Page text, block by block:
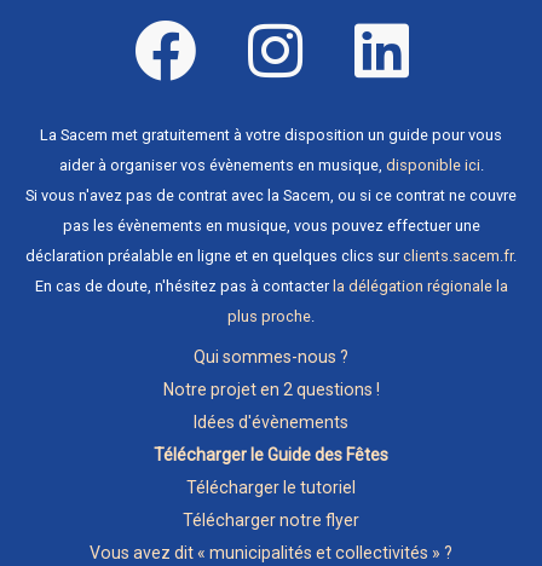
La Sacem met gratuitement à votre disposition un guide pour vous
aider à organiser vos évènements en musique, disponible ici.
Si vous n'avez pas de contrat avec la Sacem, ou si ce contrat ne couvre
pas les évènements en musique, vous pouvez effectuer une
déclaration préalable en ligne et en quelques clics surclients.sacem.fr.
En cas de doute, n'hésitez pas à contacter la délégation régionale la
plus proche.
Qui sommes-nous ?
Notre projet en 2 questions !
Idées d'évènements
Télécharger le Guide des Fêtes
Télécharger le tutoriel
Télécharger notre flyer
Vous avez dit « municipalités et collectivités » ?